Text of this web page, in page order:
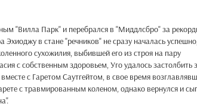
"Вилла Парк" и перебрался в "Миддлсбро" за
в стане "речников" не сразу началась успешно,
сухожилия, выбившей его из строя на пару
с собственным здоровьем, Уго удалось застолбить
с Гаретом Саутгейтом, в свое время
с травмированным коленом, однако вернулся и